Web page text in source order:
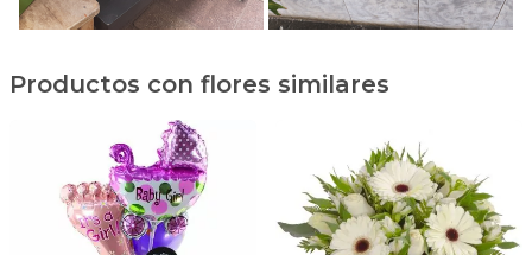
Productos con flores similares